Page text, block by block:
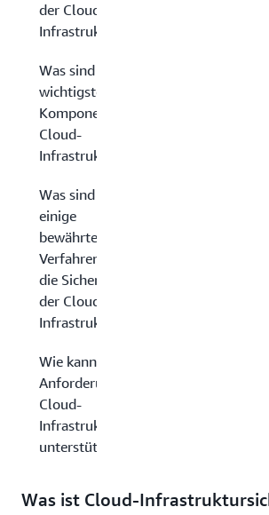
der Cloud-
Infrastruktursicherheit?
Was sind die
wichtigsten
Komponenten der
Cloud-
Infrastruktursicherheit?
Was sind
einige
bewährte
Verfahren für
die Sicherheit
der Cloud-
Infrastruktur?
Wie kann AWS Ihre
Anforderungen an die
Cloud-
Infrastruktursicherheit
unterstützen?
Was ist Cloud-